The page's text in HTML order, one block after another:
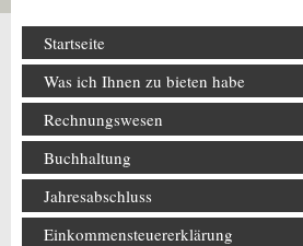
Startseite
Was ich Ihnen zu bieten habe
Rechnungswesen
Buchhaltung
Jahresabschluss
Einkommensteuererklärung